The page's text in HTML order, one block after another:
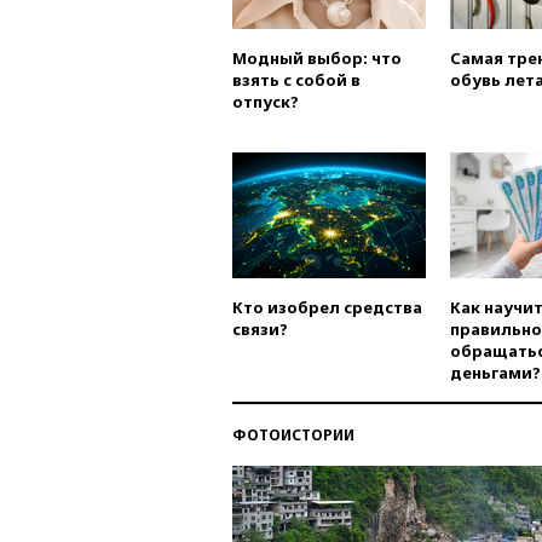
Модный выбор: что
взять с собой в
отпуск?
Самая
обувь
Кто изобрел средства
связи?
Как
правильно
деньгами?
ФОТОИСТОРИИ